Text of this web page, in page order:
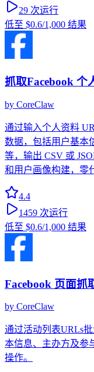
29 次运行
低至 $0.6/1,000 结果
抓取Facebook 个
by CoreClaw
通过输入个人资料
数据，包括用户基本
等，输出 CSV 或
和用户画像构建，零
4.4
1459 次运行
低至 $0.6/1,000 结果
Facebook 页面抓
by CoreClaw
通过活动列表URLs
本信息、主办方及参
操作。